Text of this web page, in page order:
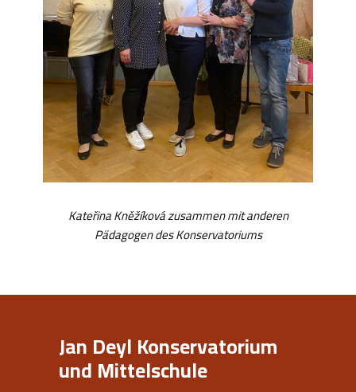
Kateřina Kněžíková zusammen mit anderen
Pädagogen des Konservatoriums
Jan Deyl Konservatorium
und Mittelschule